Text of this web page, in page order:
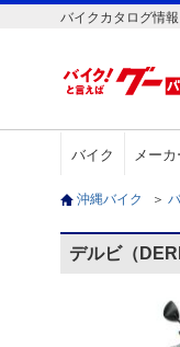
バイクカタログ情
バイク メーカ
沖縄バイク ＞
デルビ（